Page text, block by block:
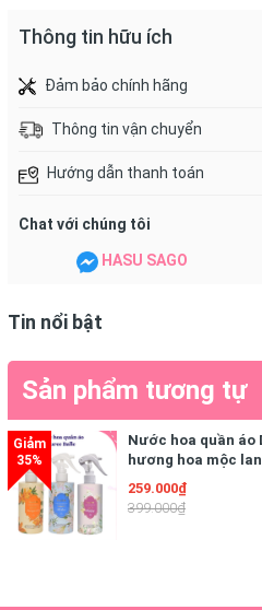
Thông tin hữu ích
Đảm bảo chính hãng
Thông tin vận chuyển
Hướng dẫn thanh toán
Chat với chúng tôi
HASU SAGO
Tin nổi bật
Sản phẩm tương tự
Nước hoa quần áo
hương hoa mộc
259.000₫
399.000₫